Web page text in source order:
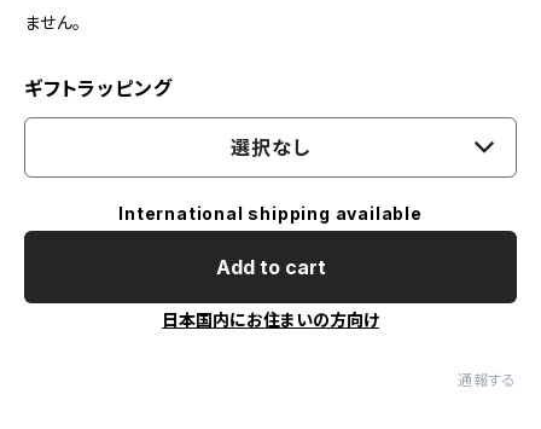
ません。
ギフトラッピング
選択なし
International shipping available
Add to cart
日本国内にお住まいの方向け
通報する